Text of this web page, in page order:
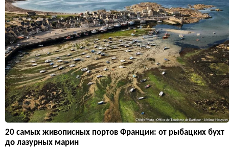
20 самых живописных портов Франции: от рыбацких бухт
до лазурных марин